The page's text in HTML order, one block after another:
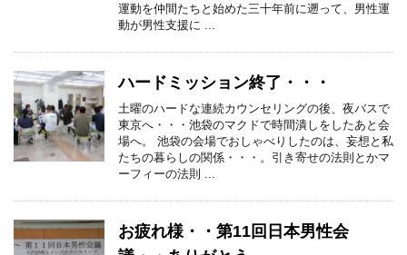
運動を仲間たちと始めた三十年前に遡って、男性運
動が男性支援に ...
ハードミッション終了・・・
土曜のハードな連続カウンセリングの後、夜バスで
東京へ・・・池袋のマクドで時間潰しをしたあと会
場へ。 池袋の会場でおしゃべりしたのは、妄想と私
たちの暮らしの関係・・・。引き寄せの法則とかマ
ーフィーの法則 ...
お疲れ様・・第11回日本男性会